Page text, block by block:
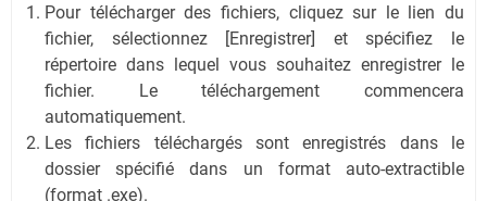
Pour télécharger des fichiers, cliquez sur le lien du
fichier, sélectionnez [Enregistrer] et spécifiez le
répertoire dans lequel vous souhaitez enregistrer le
fichier. Le téléchargement commencera
automatiquement.
Les fichiers téléchargés sont enregistrés dans le
dossier spécifié dans un format auto-extractible
(format .exe).